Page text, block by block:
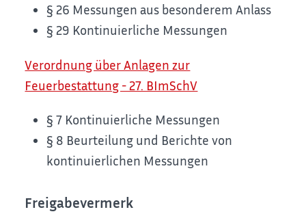
§ 26 Messungen aus besonderem Anlass
§ 29 Kontinuierliche Messungen
Verordnung über Anlagen zur
Feuerbestattung - 27. BImSchV
§ 7 Kontinuierliche Messungen
§ 8 Beurteilung und Berichte von
kontinuierlichen Messungen
Freigabevermerk